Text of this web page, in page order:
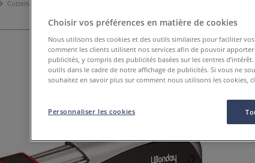
Cutters
Choisir vos préférences en matière de cookies
Nous utilisons des cookies et des outils similaires pour faciliter
comment les clients utilisent nos services afin de pouvoir
publicités, y compris des publicités basées sur les centres
outils dans le cadre de notre affichage de publicités. Si vous ne
souhaitez en savoir plus sur comment nous utilisons les cookies,
Personnaliser les cookies